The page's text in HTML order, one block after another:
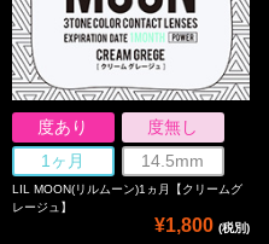
度あり
度無し
1ヶ月
14.5mm
LIL MOON(リルムーン)1ヵ月【クリームグ
レージュ】
¥1,800 (税別)